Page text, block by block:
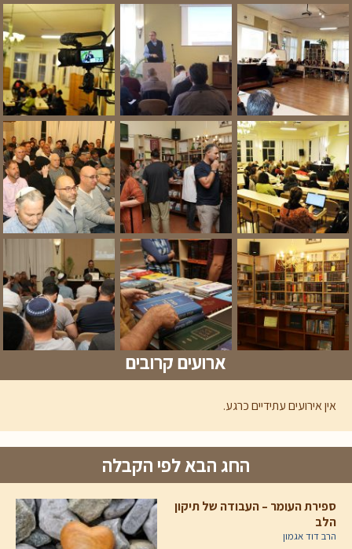
ארועים קרובים
אין אירועים עתידיים כרגע.
החג הבא לפי הקבלה
ספירת העומר – העבודה של תיקון
הלב
הרב דוד אגמון